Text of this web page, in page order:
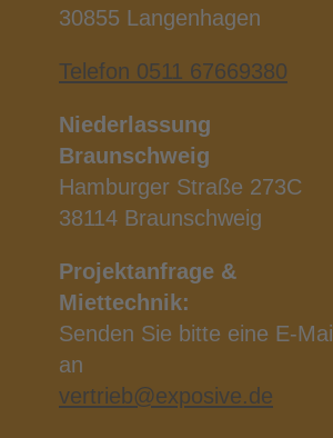
30855 Langenhagen
Telefon 0511 67669380
Niederlassung
Braunschweig
Hamburger Straße 273C
38114 Braunschweig
Projektanfrage &
Miettechnik:
Senden Sie bitte eine E‑Mail
an
vertrieb@exposive.de